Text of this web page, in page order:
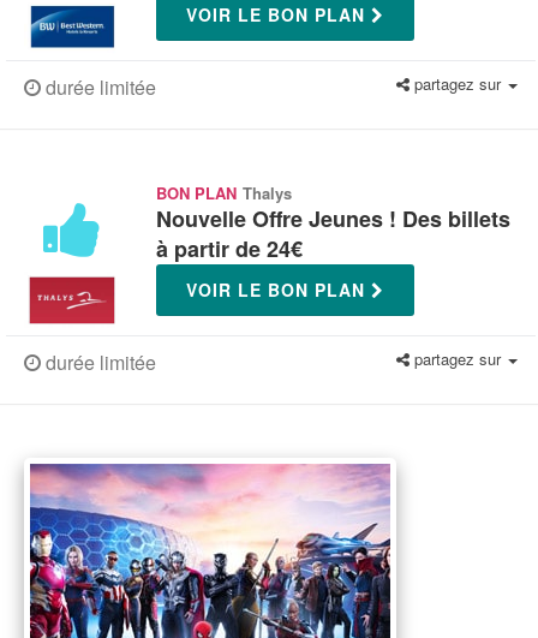
VOIR LE BON PLAN
durée limitée partagez sur
BON PLAN Thalys
Nouvelle Offre Jeunes ! Des billets
à partir de 24€
VOIR LE BON PLAN
durée limitée partagez sur